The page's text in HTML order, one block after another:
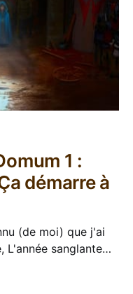
1 :
démarre à
(de moi) que j'ai
L'année sanglante